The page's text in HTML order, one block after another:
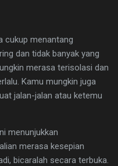
cukup menantang
dan tidak banyak yang
merasa terisolasi dan
Kamu mungkin juga
jalan-jalan atau ketemu
menunjukkan
merasa kesepian
bicaralah secara terbuka.